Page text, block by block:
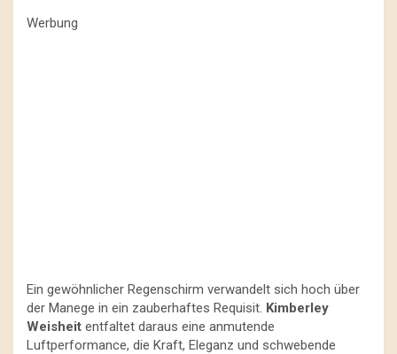
Werbung
Ein gewöhnlicher Regenschirm verwandelt sich hoch über
der Manege in ein zauberhaftes Requisit. Kimberley
Weisheit entfaltet daraus eine anmutende
Luftperformance, die Kraft, Eleganz und schwebende